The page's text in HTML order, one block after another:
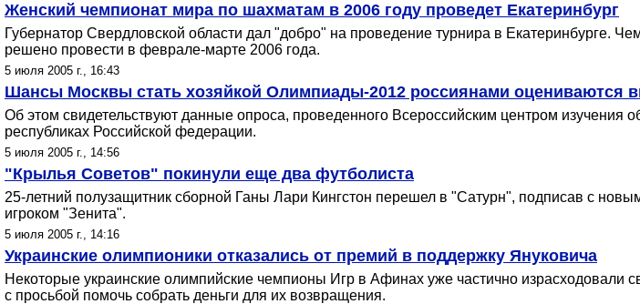
Женский чемпионат мира по шахматам в 2006 году проведет Екатеринбург
Губернатор Свердловской области дал "добро" на проведение турнира в Екатеринбурге.
решено провести в феврале-марте 2006 года.
5 июля 2005 г., 16:43
Шансы Москвы стать хозяйкой Олимпиады-2012 россиянами оцениваются
Об этом свидетельствуют данные опроса, проведенного Всероссийским центром изучения
республиках Российской федерации.
5 июля 2005 г., 14:56
"Крылья Советов" покинули еще два футболиста
25-летний полузащитник сборной Ганы Лари Кингстон перешел в "Сатурн", подписав с
игроком "Зенита".
5 июля 2005 г., 14:16
Украинские олимпионики отказались от премий в поддержку Януковича
Некоторые украинские олимпийские чемпионы Игр в Афинах уже частично израсходовали
с просьбой помочь собрать деньги для их возвращения.